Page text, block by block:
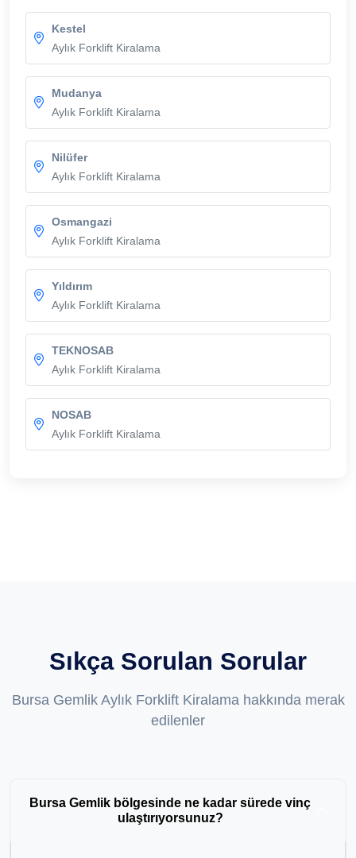
Kestel
Aylık Forklift Kiralama
Mudanya
Aylık Forklift Kiralama
Nilüfer
Aylık Forklift Kiralama
Osmangazi
Aylık Forklift Kiralama
Yıldırım
Aylık Forklift Kiralama
TEKNOSAB
Aylık Forklift Kiralama
NOSAB
Aylık Forklift Kiralama
Sıkça Sorulan Sorular
Bursa Gemlik Aylık Forklift Kiralama hakkında merak
edilenler
Bursa Gemlik bölgesinde ne kadar sürede vinç
ulaştırıyorsunuz?